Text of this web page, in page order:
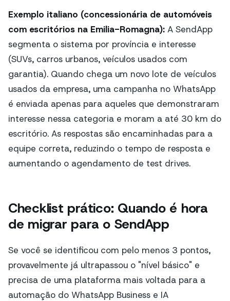
Exemplo italiano (concessionária de automóveis
com escritórios na Emilia-Romagna): A SendApp
segmenta o sistema por província e interesse
(SUVs, carros urbanos, veículos usados com
garantia). Quando chega um novo lote de veículos
usados da empresa, uma campanha no WhatsApp
é enviada apenas para aqueles que demonstraram
interesse nessa categoria e moram a até 30 km do
escritório. As respostas são encaminhadas para a
equipe correta, reduzindo o tempo de resposta e
aumentando o agendamento de test drives.
Checklist prático: Quando é hora
de migrar para o SendApp
Se você se identificou com pelo menos 3 pontos,
provavelmente já ultrapassou o "nível básico" e
precisa de uma plataforma mais voltada para a
automação do WhatsApp Business e IA